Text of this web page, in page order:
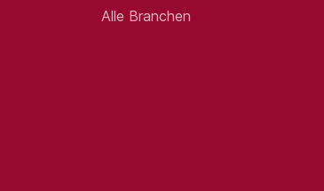
Provision – dein Erfolg bestimmt dein
zur Übernahme von Gebiets- oder
Alle Branchen